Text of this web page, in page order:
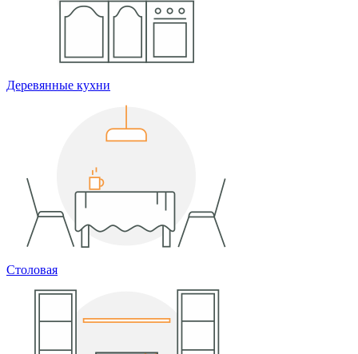
Деревянные кухни
Столовая